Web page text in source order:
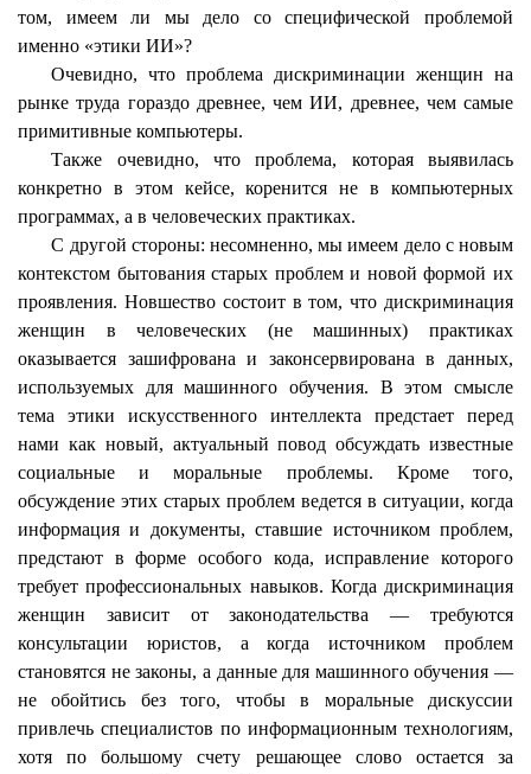
том, имеем ли мы дело со специфической проблемой
именно «этики ИИ»?
Очевидно, что проблема дискриминации женщин на
рынке труда гораздо древнее, чем ИИ, древнее, чем самые
примитивные компьютеры.
Также очевидно, что проблема, которая выявилась
конкретно в этом кейсе, коренится не в компьютерных
программах, а в человеческих практиках.
С другой стороны: несомненно, мы имеем дело с новым
контекстом бытования старых проблем и новой формой их
проявления. Новшество состоит в том, что дискриминация
женщин в человеческих (не машинных) практиках
оказывается зашифрована и законсервирована в данных,
используемых для машинного обучения. В этом смысле
тема этики искусственного интеллекта предстает перед
нами как новый, актуальный повод обсуждать известные
социальные и моральные проблемы. Кроме того,
обсуждение этих старых проблем ведется в ситуации, когда
информация и документы, ставшие источником проблем,
предстают в форме особого кода, исправление которого
требует профессиональных навыков. Когда дискриминация
женщин зависит от законодательства — требуются
консультации юристов, а когда источником проблем
становятся не законы, а данные для машинного обучения —
не обойтись без того, чтобы в моральные дискуссии
привлечь специалистов по информационным технологиям,
хотя по большому счету решающее слово остается за